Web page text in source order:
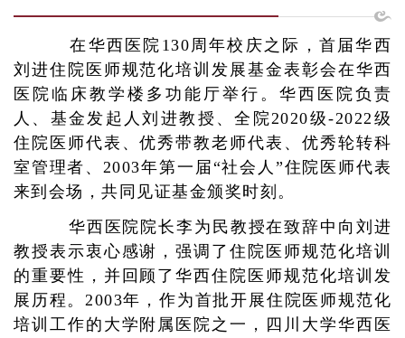
在华西医院130周年校庆之际，首届华西
刘进住院医师规范化培训发展基金表彰会在华西
医院临床教学楼多功能厅举行。华西医院负责
人、基金发起人刘进教授、全院2020级-2022级
住院医师代表、优秀带教老师代表 、 优秀轮转科
室管理者、 2003年第一届“社会人”住院医师代表
来到会场，共同见证基金颁奖时刻。
华西医院院长李为民教授在致辞中向刘进
教授表示衷心感谢，强调了住院医师规范化培训
的重要性，并回顾了华西住院医师规范化培训发
展历程。2003年，作为首批开展住院医师规范化
培训工作的大学附属医院之一，四川大学华西医